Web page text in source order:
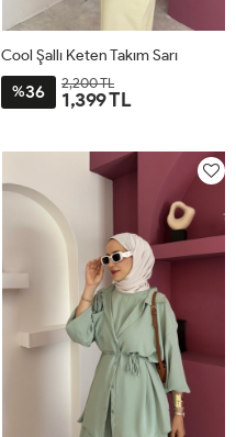
Cool Şallı Keten Takım Sarı
%36 2,200 TL
1,399 TL